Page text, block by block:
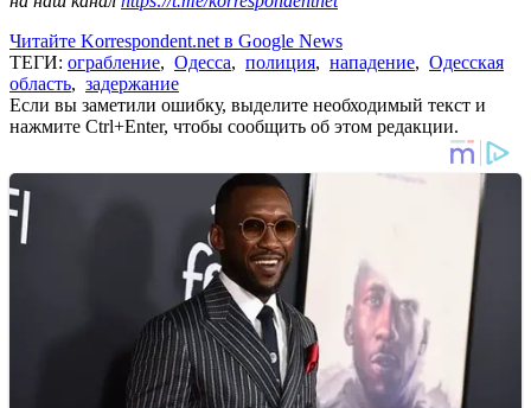
Читайте Korrespondent.net в Google News
ТЕГИ: ограбление, Одесса, полиция, нападение, Одесская
область, задержание
Если вы заметили ошибку, выделите необходимый текст и
нажмите Ctrl+Enter, чтобы сообщить об этом редакции.